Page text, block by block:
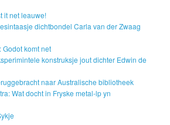
it net leauwe!
dichtbondel Carla van der Zwaag
Godot komt net
konstruksje jout dichter Edwin de
naar Australische bibliotheek
Wat docht in Fryske metal-lp yn